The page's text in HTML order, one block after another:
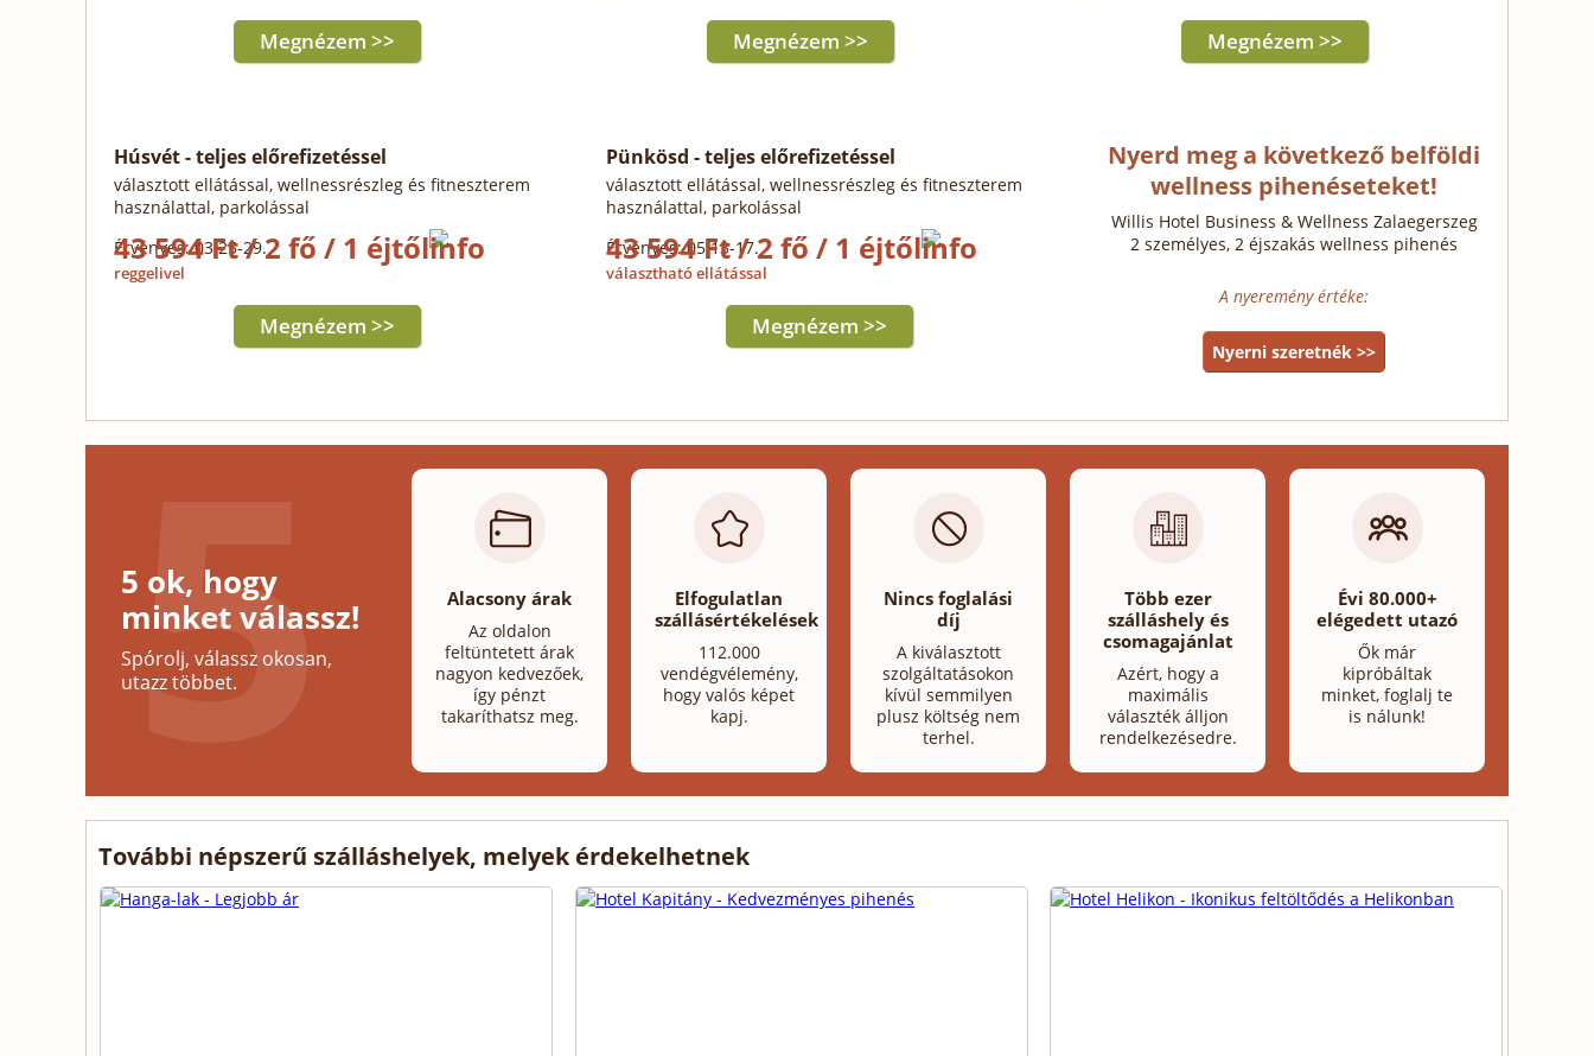
Megnézem >> Megnézem >> Megnézem >>
Húsvét - teljes előrefizetéssel
választott ellátással, wellnessrészleg és fitneszterem
használattal, parkolással
Érvényes: 03.25-29.
43 594 Ft / 2 fő / 1 éjtől
reggelivel
Megnézem >>
Pünkösd - teljes előrefizetéssel
választott ellátással, wellnessrészleg és fitneszterem
használattal, parkolással
Érvényes: 05.13-17.
43 594 Ft / 2 fő / 1 éjtől
választható ellátással
Megnézem >>
Nyerd meg a következő belföldi
wellness pihenéseteket!
Willis Hotel Business & Wellness Zalaegerszeg
2 személyes, 2 éjszakás wellness pihenés
A nyeremény értéke:
Nyerni szeretnék >>
5 ok, hogy
minket válassz!
Spórolj, válassz okosan,
utazz többet.
Alacsony árak
Az oldalon
feltüntetett árak
nagyon kedvezőek,
így pénzt
takaríthatsz meg.
Elfogulatlan
szállásértékelések
112.000
vendégvélemény,
hogy valós képet
kapj.
Nincs foglalási
díj
A kiválasztott
szolgáltatásokon
kívül semmilyen
plusz költség nem
terhel.
Több ezer
szálláshely és
csomagajánlat
Azért, hogy a
maximális
választék álljon
rendelkezésedre.
Évi 80.000+
elégedett utazó
Ők már
kipróbáltak
minket, foglalj te
is nálunk!
További népszerű szálláshelyek, melyek érdekelhetnek